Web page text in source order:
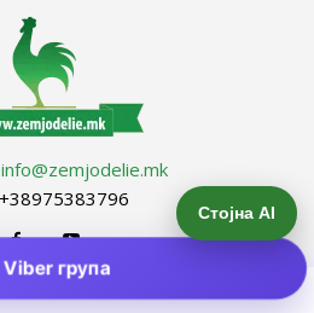
info@zemjodelie.mk
Стојна AI
Viber група